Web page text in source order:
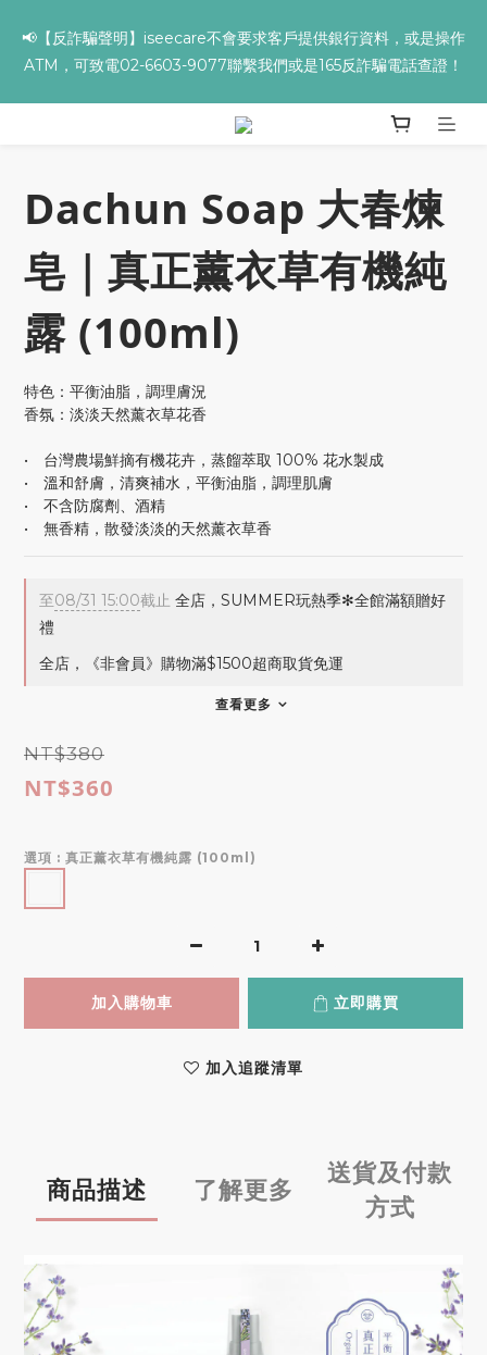
零油光UV防曬乳 ➌滿３２９９贈▸保濕亮顏卸妝膏
ATM，可致電02-6603-9077聯繫我們或是165反詐騙電話查證！
✨全館滿額贈 ➊滿９９９贈▸海葡萄蘆薈補水面膜 ➋滿１９９９贈▸
Dachun Soap 大春煉
皂｜真正薰衣草有機純
露 (100ml)
特色：平衡油脂，調理膚況
香氛：淡淡天然薰衣草花香
•　台灣農場鮮摘有機花卉，蒸餾萃取 100% 花水製成
•　溫和舒膚，清爽補水，平衡油脂，調理肌膚
•　不含防腐劑、酒精
•　無香精，散發淡淡的天然薰衣草香
至08/31 15:00截止 全店，SUMMER玩熱季✻全館滿額贈好
禮
全店，《非會員》購物滿$1500超商取貨免運
查看更多
NT$380
NT$360
選項 : 真正薰衣草有機純露 (100ml)
加入購物車 立即購買
加入追蹤清單
商品描述 了解更多
送貨及付款
方式